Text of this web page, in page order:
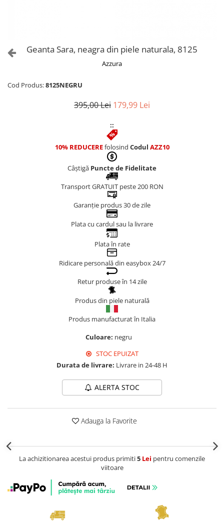
Genți Albe
Genți Bej
Geanta Sara, neagra din piele naturala, 8125
Azzura
Cod Produs:8125NEGRU
395,00 Lei 179,99 Lei
::
10% REDUCEREfolosind Codul AZZ10
Câștigă Puncte de Fidelitate
Transport GRATUIT peste 200 RON
Garanție produs 30 de zile
Plata cu cardul sau la livrare
Plata în rate
Ridicare personală din easybox 24/7
Retur produse în 14 zile
Produs din piele naturală
Produs manufacturat în Italia
Culoare: negru
STOC EPUIZAT
Durata de livrare: Livrare in 24-48 H
ALERTA STOC
Adauga la Favorite
La achizitionarea acestui produs primiti5 Lei pentru comenzile
viitoare